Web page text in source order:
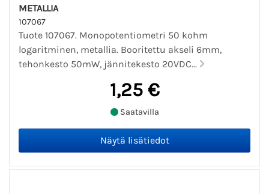
METALLIA
107067
Tuote 107067. Monopotentiometri 50 kohm
logaritminen, metallia. Booritettu akseli 6mm,
tehonkesto 50mW, jännitekesto 20VDC...
1,25 €
Saatavilla